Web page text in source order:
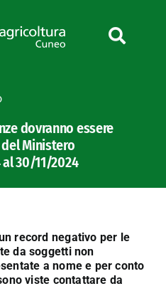
dovranno essere
Ministero
30/11/2024
record negativo per le
da soggetti non
a nome e per conto
viste contattare da